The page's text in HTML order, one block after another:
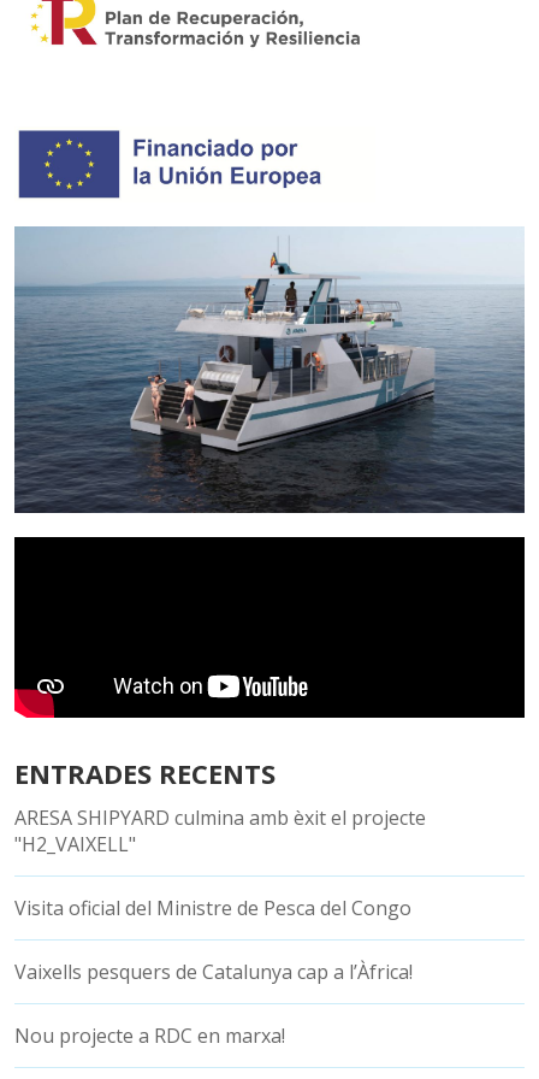
ENTRADES RECENTS
ARESA SHIPYARD culmina amb èxit el projecte
"H2_VAIXELL"
Visita oficial del Ministre de Pesca del Congo
Vaixells pesquers de Catalunya cap a l’Àfrica!
Nou projecte a RDC en marxa!
relacionada amb el perfil de navegació de l'usuari.